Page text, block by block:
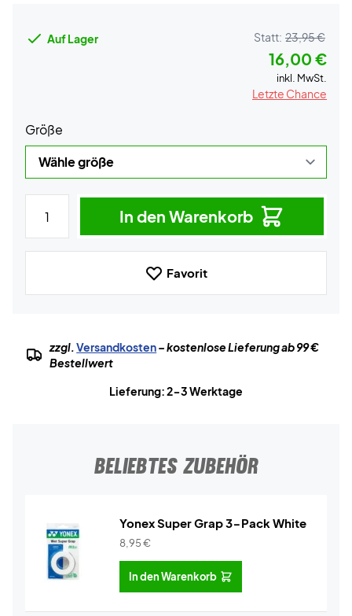
Auf Lager Statt: 23,95 €
16,00 €
inkl. MwSt.
Letzte Chance
Größe
In den Warenkorb
Favorit
zzgl.Versandkosten– kostenlose Lieferung ab 99 €
Bestellwert
Lieferung: 2-3 Werktage
BELIEBTES ZUBEHÖR
Yonex Super Grap 3-Pack White
8,95€
In den Warenkorb